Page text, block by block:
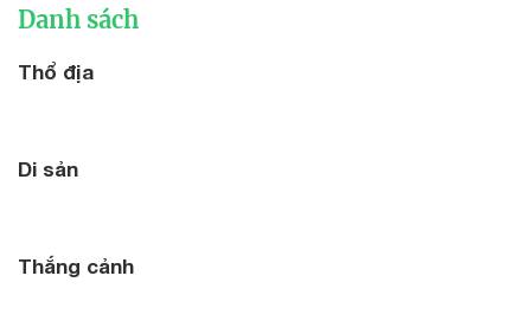
Danh sách
Thổ địa
Di sản
Thắng cảnh